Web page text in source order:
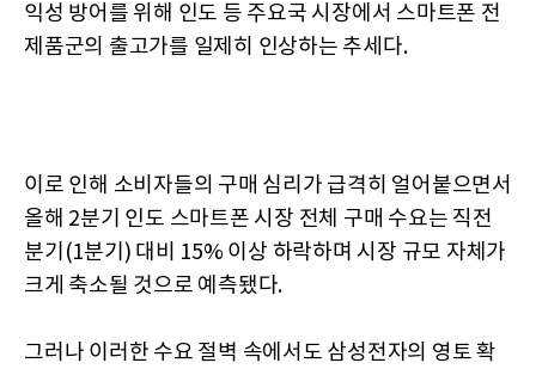
익성 방어를 위해 인도 등 주요국 시장에서 스마트폰 전
제품군의 출고가를 일제히 인상하는 추세다.
이로 인해 소비자들의 구매 심리가 급격히 얼어붙으면서
올해 2분기 인도 스마트폰 시장 전체 구매 수요는 직전
분기(1분기) 대비 15% 이상 하락하며 시장 규모 자체가
크게 축소될 것으로 예측됐다.
그러나 이러한 수요 절벽 속에서도 삼성전자의 영토 확